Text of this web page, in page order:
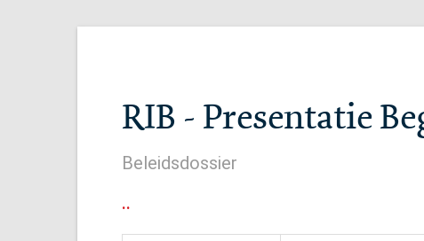
RIB - Presentatie
Beleidsdossier
..